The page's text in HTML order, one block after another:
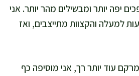
יפה יותר ומבשילים מהר יותר. אני
למעלה והקצוות מתייצבים, ואז
עוד יותר רך, אני מוסיפה כף